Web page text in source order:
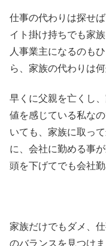
仕事の代わりは探せ
イト掛け持ちでも家
人事業主になるのも
ら、家族の代わりは
早くに父親を亡くし
値を感じている私な
いても、家族に取っ
に、会社に勤める事
頭を下げてでも会社勤
家族だけでもダメ、
のバランスを見つけま